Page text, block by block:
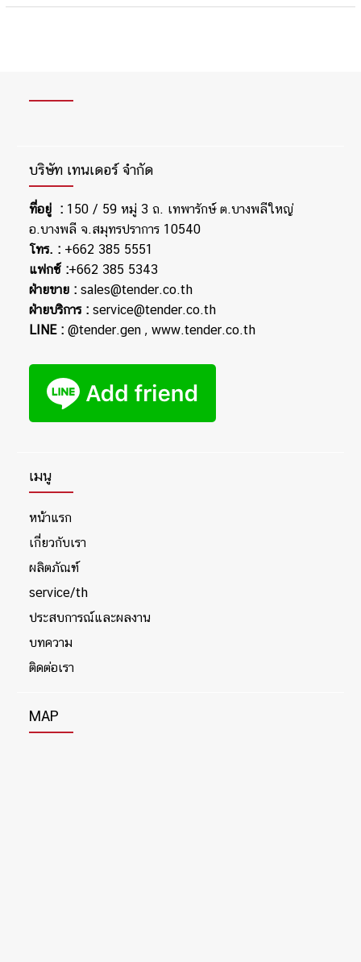
บริษัท เทนเดอร์ จำกัด
ที่อยู่ : 150 / 59 หมู่ 3 ถ. เทพารักษ์ ต.บางพลีใหญ่
อ.บางพลี จ.สมุทรปราการ 10540
โทร. : +662 385 5551
แฟกซ์ :+662 385 5343
ฝ่ายขาย :sales@tender.co.th
ฝ่ายบริการ :service@tender.co.th
LINE :@tender.gen ,www.tender.co.th
เมนู
หน้าแรก
เกี่ยวกับเรา
ผลิตภัณฑ์
service/th
ประสบการณ์และผลงาน
บทความ
ติดต่อเรา
MAP